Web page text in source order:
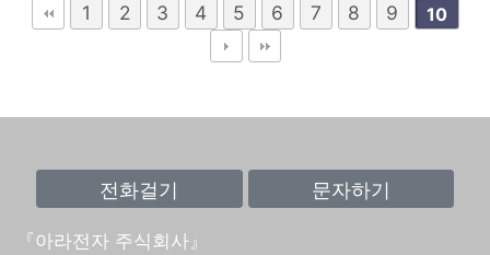
1 2 3 4 5 6 7 8 9 10
『아라전자 주식회사』